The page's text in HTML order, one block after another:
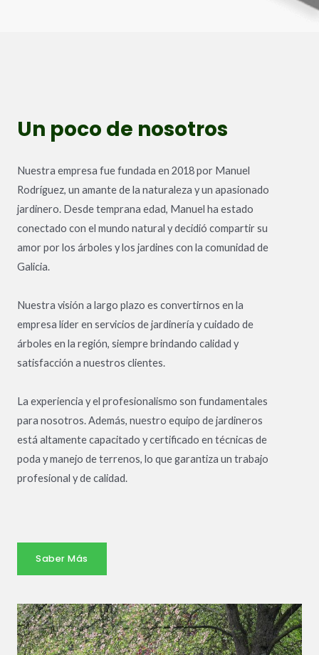
Un poco de nosotros​
Nuestra empresa fue fundada en 2018 por Manuel
Rodríguez, un amante de la naturaleza y un apasionado
jardinero. Desde temprana edad, Manuel ha estado
conectado con el mundo natural y decidió compartir su
amor por los árboles y los jardines con la comunidad de
Galicia.
Nuestra visión a largo plazo es convertirnos en la
empresa líder en servicios de jardinería y cuidado de
árboles en la región, siempre brindando calidad y
satisfacción a nuestros clientes.
La experiencia y el profesionalismo son fundamentales
para nosotros. Además, nuestro equipo de jardineros
está altamente capacitado y certificado en técnicas de
poda y manejo de terrenos, lo que garantiza un trabajo
profesional y de calidad.
Saber Más